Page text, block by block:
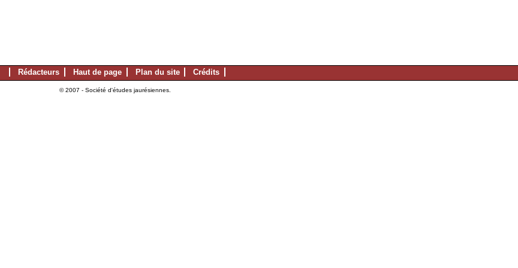
Rédacteurs Haut de page Plan du site Crédits
© 2007 - Société d'études jaurésiennes.